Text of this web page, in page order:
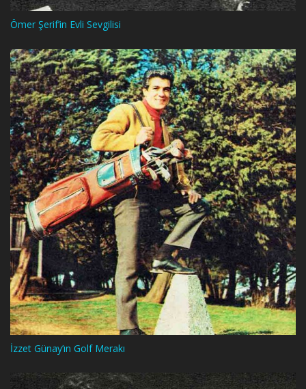
Ömer Şerif’in Evli Sevgilisi
İzzet Günay’ın Golf Merakı